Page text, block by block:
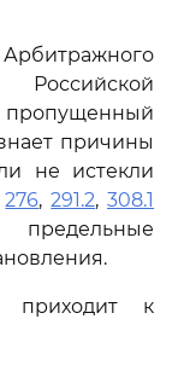
пропущенный
причины
не истекли
276,291.2,308.1
предельные
приходит к